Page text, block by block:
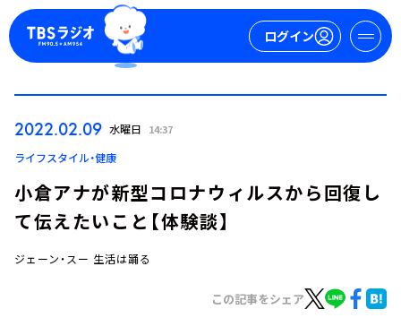
ログイン
ログイン
2022.02.09 水曜日 14:37
ライフスタイル・健康
小倉アナが新型コロナウィルスから回復し
て伝えたいこと【体験談】
ジェーン・スー 生活は踊る
この記事をシェア